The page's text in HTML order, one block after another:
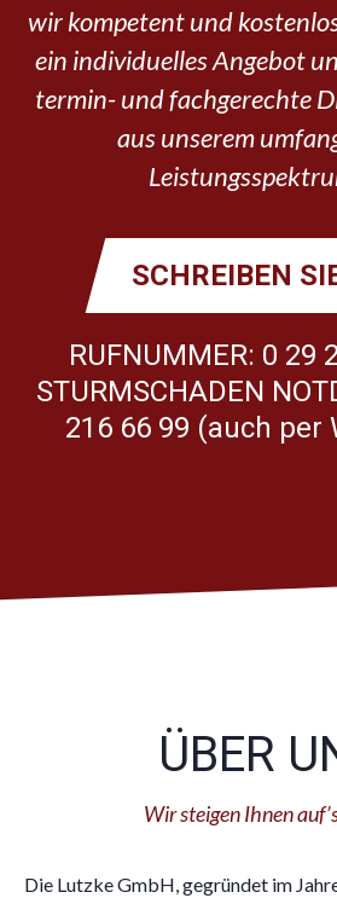
wir kompetent und
ein individuelles Angebot
termin- und fachgerechte
aus unserem
SCHREIBEN
RUFNUMMER: 0 29
STURMSCHADEN
216 66 99 (auch per
ÜBER
Wir steigen Ihnen
Die Lutzke GmbH, gegründet im